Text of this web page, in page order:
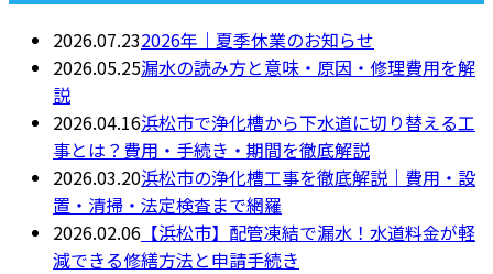
2026.07.232026年｜夏季休業のお知らせ
2026.05.25漏水の読み方と意味・原因・修理費用を解
説
2026.04.16浜松市で浄化槽から下水道に切り替える工
事とは？費用・手続き・期間を徹底解説
2026.03.20浜松市の浄化槽工事を徹底解説｜費用・設
置・清掃・法定検査まで網羅
2026.02.06 【浜松市】配管凍結で漏水！水道料金が軽
減できる修繕方法と申請手続き